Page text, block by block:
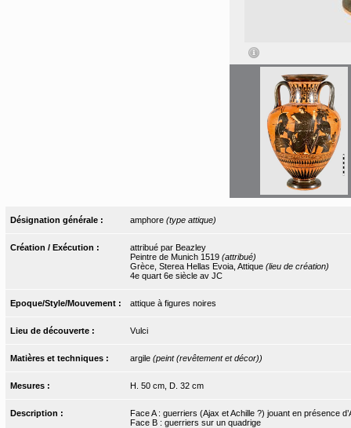
Désignation générale : amphore (type attique)
Création / Exécution :
attribué par Beazley
Peintre de Munich 1519 (attribué)
Grèce, Sterea Hellas Evoia, Attique (lieu de création)
4e quart 6e siècle av JC
Epoque/Style/Mouvement : attique à figures noires
Lieu de découverte : Vulci
Matières et techniques : argile (peint (revêtement et décor))
Mesures : H. 50 cm, D. 32 cm
Description :
Face A : guerriers (Ajax et Achille ?) jouant en présence
Face B : guerriers sur un quadrige